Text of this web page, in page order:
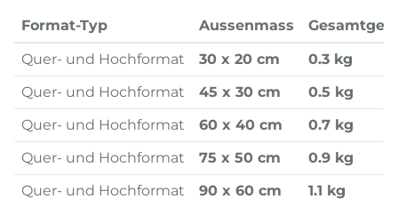
Format-Typ Aussenmass
Quer- und Hochformat
30 x 20 cm
0.3 kg
Quer- und Hochformat
45 x 30 cm
0.5 kg
Quer- und Hochformat
60 x 40 cm
0.7 kg
Quer- und Hochformat
75 x 50 cm
0.9 kg
Quer- und Hochformat
90 x 60 cm
1.1 kg